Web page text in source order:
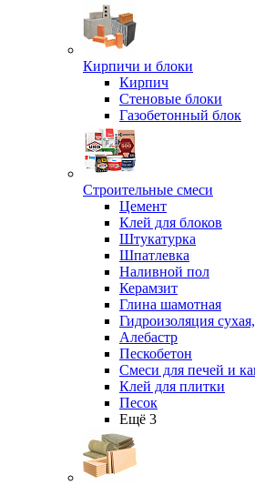
Кирпичи и блоки
Кирпич
Стеновые блоки
Газобетонный блок
Строительные смеси
Цемент
Клей для блоков
Штукатурка
Шпатлевка
Наливной пол
Керамзит
Глина шамотная
Гидроизоляция
Алебастр
Пескобетон
Смеси для печей и
Клей для плитки
Песок
Ещё 3